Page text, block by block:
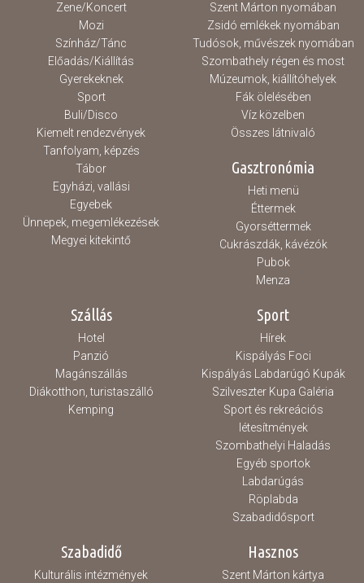
Zene/Koncert
Mozi
Színház/Tánc
Előadás/Kiállítás
Gyerekeknek
Sport
Buli/Disco
Kiemelt rendezvények
Tanfolyam, képzés
Tábor
Egyházi, vallási
Egyebek
Ünnepek, megemlékezések
Megyei kitekintő
Szent Márton nyomában
Zsidó emlékek nyomában
Tudósok, művészek nyomában
Szombathely régen és most
Múzeumok, kiállítóhelyek
Fák ölelésében
Víz közelben
Összes látnivaló
Gasztronómia
Heti menü
Éttermek
Gyorséttermek
Cukrászdák, kávézók
Pubok
Menza
Szállás
Hotel
Panzió
Magánszállás
Diákotthon, turistaszálló
Kemping
Sport
Hírek
Kispályás Foci
Kispályás Labdarúgó Kupák
Szilveszter Kupa Galéria
Sport és rekreációs
létesítmények
Szombathelyi Haladás
Egyéb sportok
Labdarúgás
Röplabda
Szabadidősport
Szabadidő
Kulturális intézmények
Hasznos
Szent Márton kártya